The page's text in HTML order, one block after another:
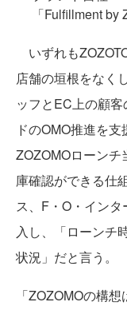
「Fulfillment by
いずれも
店舗の垣根をなく
ッフとEC上の顧
ドのOMO推進を支
ZOZOMOローンチ
庫確認ができる仕
ス、F・O・イン
入し、「ローンチ
状況」だと言う。
「ZOZOMOの構